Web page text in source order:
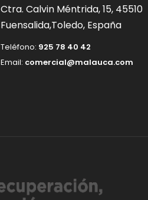
Ctra. Calvin Méntrida, 15, 45510
Fuensalida,Toledo, España
Teléfono: 925 78 40 42
Email: comercial@malauca.com